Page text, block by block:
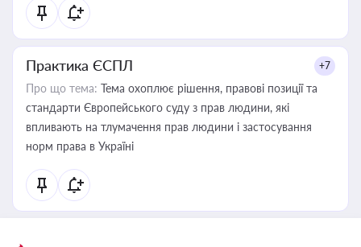
Практика ЄСПЛ +7
Про що тема: Тема охоплює рішення, правові позиції та
стандарти Європейського суду з прав людини, які
впливають на тлумачення прав людини і застосування
норм права в Україні